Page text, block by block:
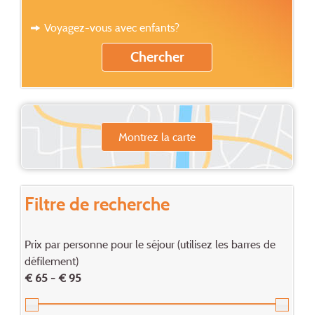
Voyagez-vous avec enfants?
Montrez la carte
Filtre de recherche
Prix par personne pour le séjour (utilisez les barres de
défilement)
€ 65 - € 95